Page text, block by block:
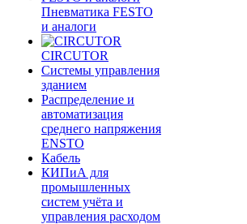
Пневматика FESTO
и аналоги
CIRCUTOR
Системы управления
зданием
Распределение и
автоматизация
среднего напряжения
ENSTO
Кабель
КИПиА для
промышленных
систем учёта и
управления расходом